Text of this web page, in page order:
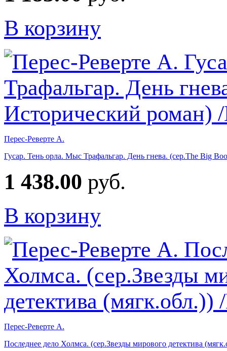
В корзину
Перес-Реверте А.
Гусар. Тень орла. Мыс Трафальгар. День гнева. (сер.The Big
1 438.00 руб.
В корзину
Перес-Реверте А.
Последнее дело Холмса. (сер.Звезды мирового детектива